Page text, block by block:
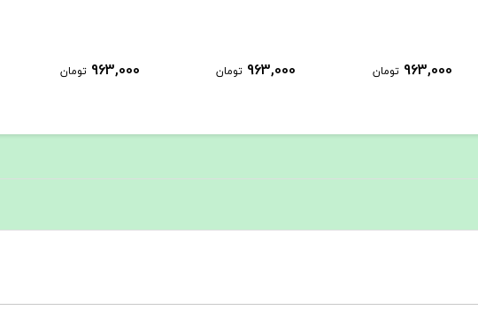
963,000 تومان 963,000 تومان 963,000 تومان